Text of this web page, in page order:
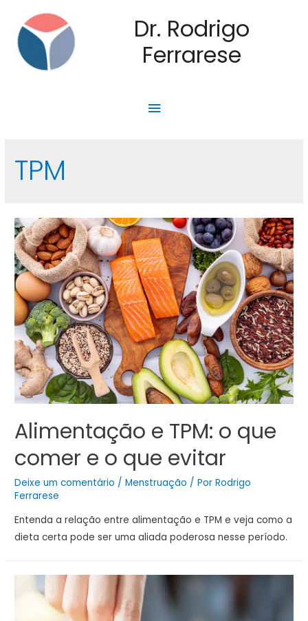
Dr. Rodrigo
Ferrarese
TPM
Alimentação e TPM: o que
comer e o que evitar
Deixe um comentário /Menstruação / PorRodrigo
Ferrarese
Entenda a relação entre alimentação e TPM e veja como a
dieta certa pode ser uma aliada poderosa nesse período.